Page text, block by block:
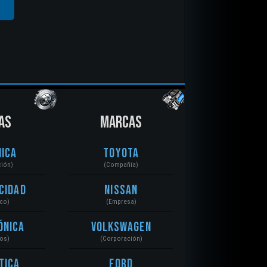
MARCAS
Toyota
(Compañía)
Nissan
(Empresa)
Volkswagen
(Corporación)